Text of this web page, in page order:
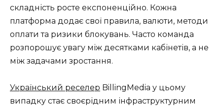
складність росте експоненційно. Кожна
платформа додає свої правила, валюти, методи
оплати та ризики блокувань. Часто команда
розпорошує увагу між десятками кабінетів, а не
між задачами зростання.
Український реселер BillingMedia у цьому
випадку стає своєрідним інфраструктурним